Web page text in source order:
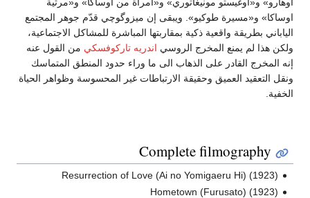
اوساكا» و«مسيرة طوكيو». ويبقى إن ميزوگوچي قدّم جوهر المجتمع
الياباني بطريقة واقعية ذكية بمقاربتها المباشرة للمشاكل الاجتماعية،
ولكن هذا لم يمنع المخرج الروسي اندريه تاركوفسكي من القول عنه
إنه المخرج القادر على الذهاب الى ما وراء حدود المنطق المتماسك
ونقل التعقيد العميق وحقيقة الارتباطات غير المحسوسة وظواهر الحياة
الخفية.
Complete filmography
Resurrection of Love (Ai no Yomigaeru Hi) (1923)
Hometown (Furusato) (1923)